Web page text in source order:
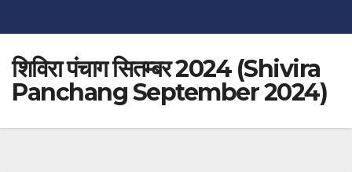
शिविरा पंचाग सितम्बर 2024 (Shivira
Panchang September 2024)